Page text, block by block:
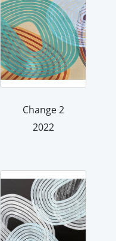
Change 2
2022